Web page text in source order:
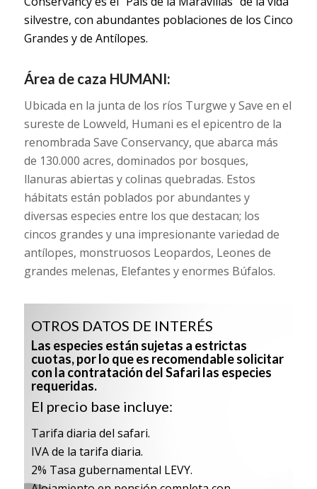
silvestre, con abundantes poblaciones de los Cinco
Grandes y de Antílopes.
Área de caza HUMANI:
Ubicada en la junta de los ríos Turgwe y Save en el
sureste de Lowveld, Humani es el epicentro de la
renombrada Save Conservancy, que abarca más
de 130.000 acres, dominados por bosques,
llanuras abiertas y colinas quebradas. Estos
hábitats están poblados por abundantes y
diversas especies entre los que destacan; los
cincos grandes y una impresionante variedad de
antílopes, monstruosos Leopardos, Leones de
grandes melenas, Elefantes y enormes Búfalos.
OTROS DATOS DE INTERÉS
Las especies están sujetas a estrictas
cuotas, por lo que es recomendable solicitar
con la contratación del Safari las especies
requeridas.
El precio base incluye:
Tarifa diaria del safari.
IVA de la tarifa diaria.
2% Tasa gubernamental LEVY.